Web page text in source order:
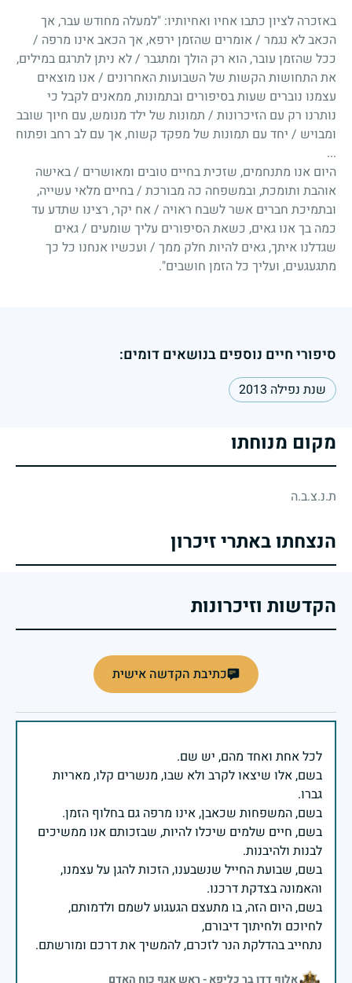
באזכרה לציון כתבו אחיו ואחיותיו: "למעלה מחודש עבר, אך
הכאב לא נגמר / אומרים שהזמן ירפא, אך הכאב אינו מרפה /
ככל שהזמן עובר, הוא רק הולך ומתגבר / לא ניתן לתרגם במילים,
את התחושות הקשות של השבועות האחרונים / אנו מוצאים
עצמנו נוברים שעות בסיפורים ובתמונות, ממאנים לקבל כי
נותרנו רק עם הזיכרונות / תמונות של ילד מנומש, עם חיוך שובב
ומבויש / יחד עם תמונות של מפקד קשוח, אך עם לב רחב ופתוח
...
היום אנו מתנחמים, שזכית בחיים טובים ומאושרים / באישה
אוהבת ותומכת, ובמשפחה כה מבורכת / בחיים מלאי עשייה,
ובתמיכת חברים אשר לשבח ראויה / אח יקר, רצינו שתדע עד
כמה בך אנו גאים, כשאת הסיפורים עליך שומעים / גאים
שגדלנו איתך, גאים להיות חלק ממך / ועכשיו אנחנו כל כך
מתגעגעים, ועליך כל הזמן חושבים".
סיפורי חיים נוספים בנושאים דומים:
שנת נפילה 2013
מקום מנוחתו
ת.נ.צ.ב.ה
הנצחתו באתרי זיכרון
הקדשות וזיכרונות
כתיבת הקדשה אישית
בשם, אלו שיצאו לקרב ולא שבו, מנשרים קלו, מאריות
בשם, חיים שלמים שיכלו להיות, שבזכותם אנו ממשיכים
בשם, שבועת החייל שנשבענו, הזכות להגן על עצמנו,
בשם, היום הזה, בו מתעצם הגעגוע לשמם ולדמותם,
נתחייב בהדלקת הנר לזכרם, להמשיך את דרכם ומורשתם.
אלוף דדו בר כליפא - ראש אגף כוח האדם